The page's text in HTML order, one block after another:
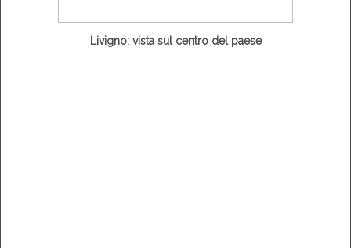
Livigno: vista sul centro del paese